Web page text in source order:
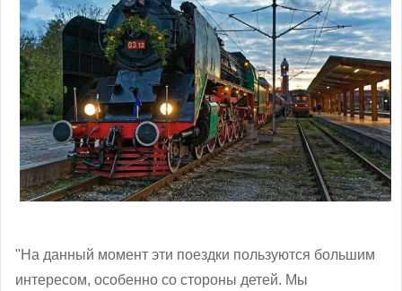
"На данный момент эти поездки пользуются большим
интересом, особенно со стороны детей. Мы